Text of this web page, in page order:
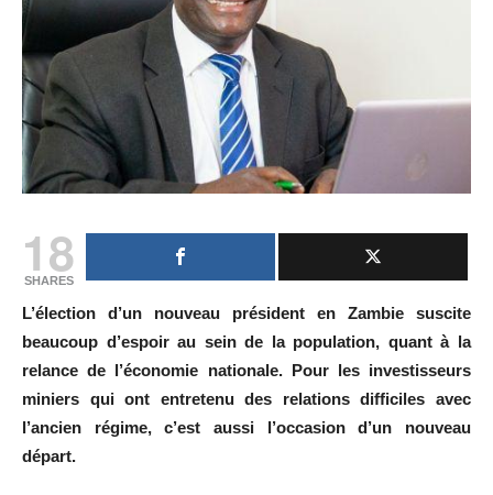
18
SHARES
L’élection d’un nouveau président en Zambie suscite
beaucoup d’espoir au sein de la population, quant à la
relance de l’économie nationale. Pour les investisseurs
miniers qui ont entretenu des relations difficiles avec
l’ancien régime, c’est aussi l’occasion d’un nouveau
départ.